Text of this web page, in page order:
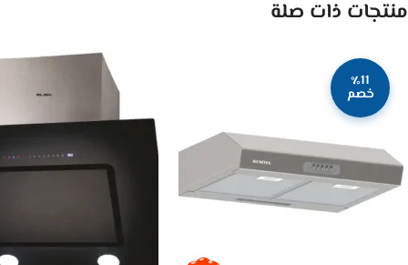
منتجات ذات صلة
٪11
خصم